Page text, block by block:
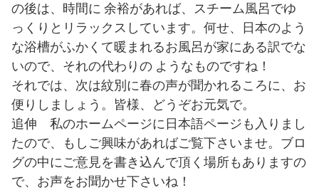
の後は、時間に 余裕があれば、スチーム風呂でゆ
っくりとリラックスしています。何せ、日本のよう
な浴槽がふかくて暖まれるお風呂が家にある訳でな
いので、それの代わりの ようなものですね！
それでは、次は紋別に春の声が聞かれるころに、お
便りしましょう。皆様、どうぞお元気で。
追伸 私のホームページに日本語ページも入りまし
たので、もしご興味があればご覧下さいませ。ブロ
グの中にご意見を書き込んで頂く場所もありますの
で、お声をお聞かせ下さいね！